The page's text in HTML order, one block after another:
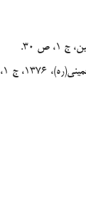
[2] . مصباح يزدي، محمد تقي، معارف قرآن، خداشناسي، كيهان شناسي، انسان شناسي، مؤسسه آموزش و پژوهش امام خميني(ره)، 1376، ج 1،